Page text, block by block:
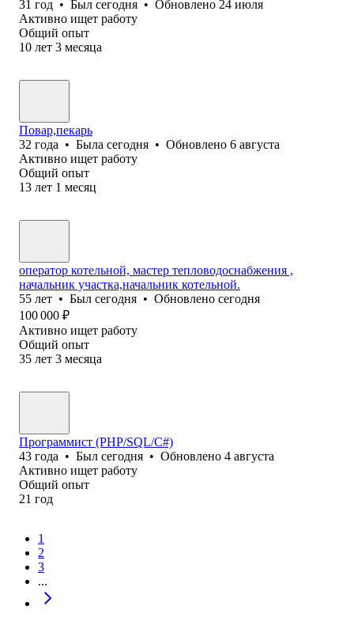
31 год • Был сегодня • Обновлено 24 июля
Активно ищет работу
Общий опыт
10 лет 3 месяца
Повар,пекарь
32 года • Была сегодня • Обновлено 6 августа
Активно ищет работу
Общий опыт
13 лет 1 месяц
оператор котельной, мастер тепловодоснабжения ,
начальник участка,начальник котельной.
55 лет • Был сегодня • Обновлено сегодня
100 000 ₽
Активно ищет работу
Общий опыт
35 лет 3 месяца
Программист (PHP/SQL/C#)
43 года • Был сегодня • Обновлено 4 августа
Активно ищет работу
Общий опыт
21 год
1
2
3
...